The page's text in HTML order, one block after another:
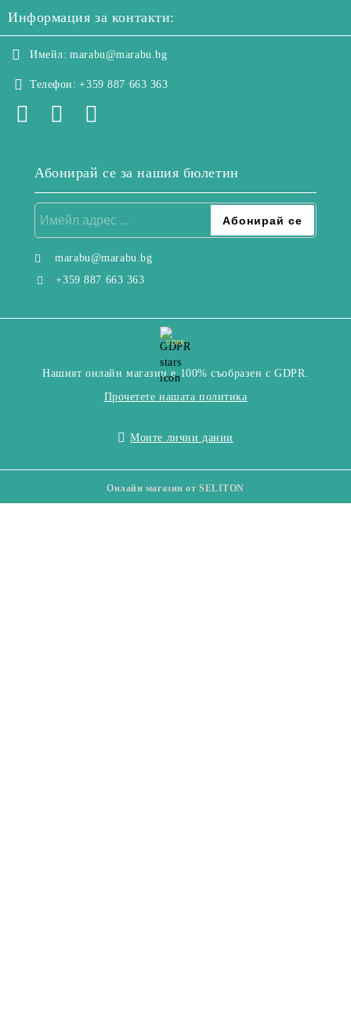
Информация за контакти:
Имейл: marabu@marabu.bg
Телефон: +359 887 663 363
Абонирай се за нашия бюлетин
marabu@marabu.bg
+359 887 663 363
GDPR
Нашият онлайн магазин е 100% съобразен с GDPR.
Прочетете нашата политика
Моите лични данни
Онлайн магазин от SELITON